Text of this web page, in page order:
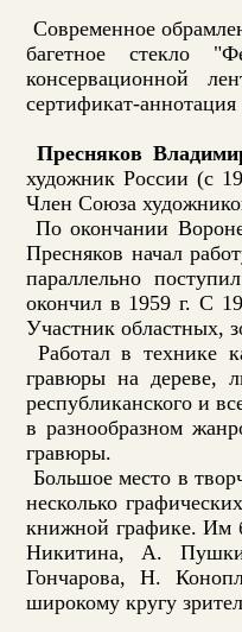
Современное
багетное стекло
консервационной
сертификат-
Пресняков
художник России (с
Член Союза
По окончании
Пpесняков начал
паpаллельно
окончил в 1959 г. С
Участник областных,
Работал в технике
гравюры на дереве,
республиканского и
в разнообразном
гравюры.
Большое место в
несколько
книжной гpафике. Им
Никитина, А.
Гончаpова, Н.
шиpокому кpугу